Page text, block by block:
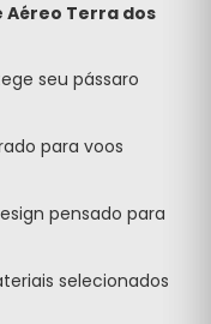
Terra dos
seu pássaro
para voos
pensado para
selecionados